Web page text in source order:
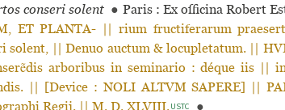
conseri solent ● Paris : Ex officina Robert
ET PLANTA- || rium fructiferarum
solent, || Denuo auctum & locupletatum. ||
arboribus in seminario : déque iis ||
|| [Device : NOLI ALTVM SAPERE] ||
USTC